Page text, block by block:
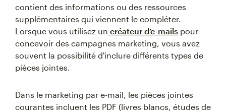
contient des informations ou des ressources
supplémentaires qui viennent le compléter.
Lorsque vous utilisez un créateur d’e-mails pour
concevoir des campagnes marketing, vous avez
souvent la possibilité d'inclure différents types de
pièces jointes.
Dans le marketing par e-mail, les pièces jointes
courantes incluent les PDF (livres blancs, études de